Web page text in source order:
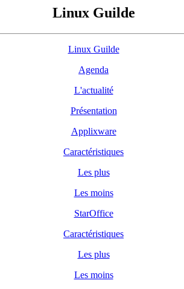
Linux Guilde
Linux Guilde
Agenda
L'actualité
Présentation
Applixware
Caractéristiques
Les plus
Les moins
StarOffice
Caractéristiques
Les plus
Les moins